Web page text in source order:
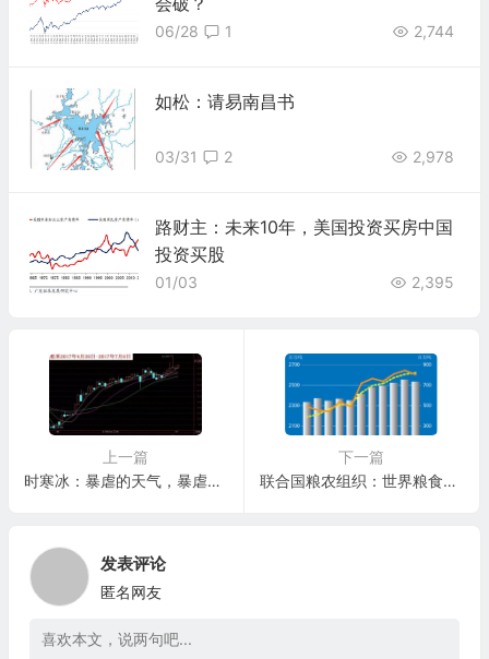
06/28 2,744
1
如松：请易南昌书
03/31 2,978
2
路财主：未来10年，美国投资买房中国
投资买股
01/03 2,395
上一篇
时寒冰：暴虐的天气，暴虐的粮食
下一篇
联合国粮农组织：世界粮食形势（2017-2018）
发表评论
匿名网友